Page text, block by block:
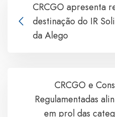
CRCGO apresenta
destinação do IR
da Alego
CRCGO e
Regulamentadas
em prol das